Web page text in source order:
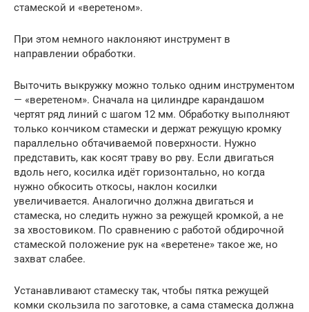
стамеской и «веретеном».
При этом немного наклоняют инструмент в
направлении обработки.
Выточить выкружку можно только одним инструментом
— «веретеном». Сначала на цилиндре карандашом
чертят ряд линий с шагом 12 мм. Обработку выполняют
только кончиком стамески и держат режущую кромку
параллельно обтачиваемой поверхности. Нужно
представить, как косят траву во рву. Если двигаться
вдоль него, косилка идёт горизонтально, но когда
нужно обкосить откосы, наклон косилки
увеличивается. Аналогично должна двигаться и
стамеска, но следить нужно за режущей кромкой, а не
за хвостовиком. По сравнению с работой обдирочной
стамеской положение рук на «веретене» такое же, но
захват слабее.
Устанавливают стамеску так, чтобы пятка режущей
комки скользила по заготовке, а сама стамеска должна